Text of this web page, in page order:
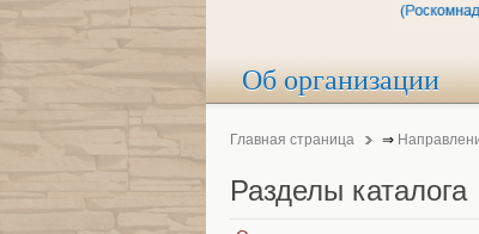
Об организации
Главная страница ⇒
Разделы каталога